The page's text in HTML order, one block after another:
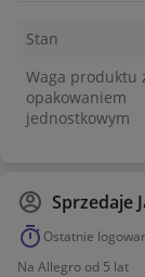
Stan
Waga produktu
opakowaniem
jednostkowym
Sprzedaje
Ostatnie
Na Allegro od 5 lat